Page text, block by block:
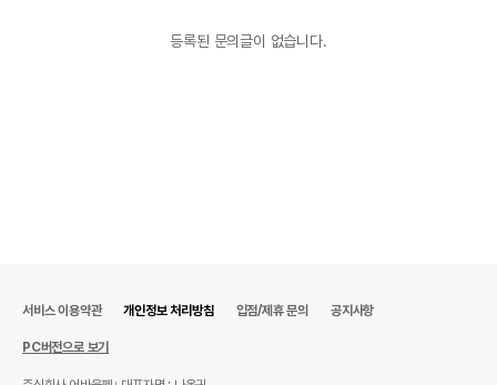
등록된 문의글이 없습니다.
서비스 이용약관 개인정보 처리방침 입점/제휴 문의 공지사항
PC버전으로 보기